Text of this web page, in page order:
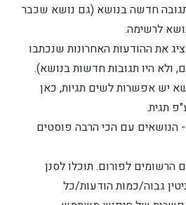
חדשה בנושא (גם נושא שכבר
לרשימה.
את ההודעות האחרונות שנכתבו
היו תגובות חדשות בנושא).
יש אפשרות לשים תגיות, כאן
תגית.
הנושאים עם הכי הרבה פוסטים
לפורום. תוכלו לסנן
גבוה/כמות הודעות/כל